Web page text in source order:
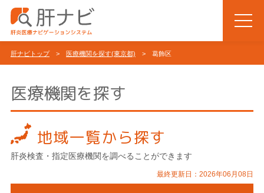
肝ナビトップ> 医療機関を探す(東京都) > 葛飾区
医療機関を探す
地域一覧から探す
肝炎検査・指定医療機関を調べることができます
最終更新日：2026年06月08日